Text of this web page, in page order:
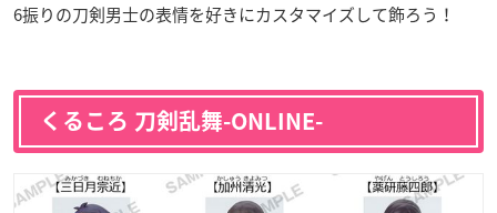
6振りの刀剣男士の表情を好きにカスタマイズして飾ろう！
くるころ 刀剣乱舞-ONLINE-